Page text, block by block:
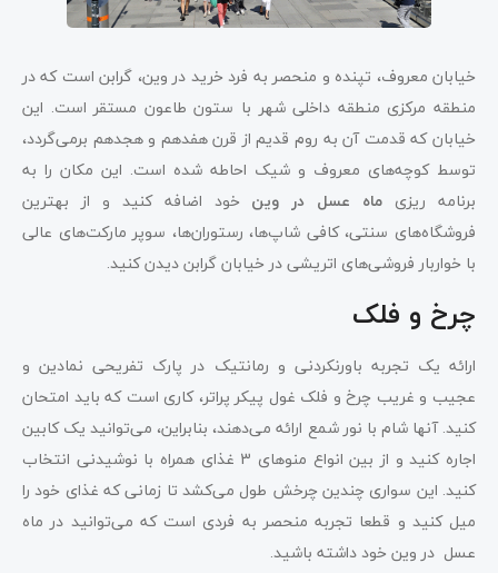
خیابان معروف، تپنده و منحصر به فرد خرید در وین، گرابن است که در
منطقه مرکزی منطقه داخلی شهر با ستون طاعون مستقر است. این
خیابان که قدمت آن به روم‌ قدیم از قرن هفدهم و هجدهم برمی‌گردد،
توسط کوچه‌های معروف و شیک احاطه شده است. این مکان را به
برنامه ریزی ماه عسل در وین خود اضافه کنید و از بهترین
فروشگاه‌های سنتی، کافی شاپ‌ها، رستوران‌ها، سوپر مارکت‌های عالی
با خواربار فروشی‌های اتریشی در خیابان گرابن دیدن کنید.
چرخ و فلک
ارائه یک تجربه باورنکردنی و رمانتیک در پارک تفریحی نمادین و
عجیب و غریب چرخ و فلک غول پیکر پراتر، کاری است که باید امتحان
کنید. آنها شام با نور شمع ارائه می‌دهند، بنابراین، می‌توانید یک کابین
اجاره کنید و از بین انواع منوهای 3 غذای همراه با نوشیدنی انتخاب
کنید. این سواری چندین چرخش طول می‌کشد تا زمانی که غذای خود را
میل کنید و قطعا تجربه منحصر به فردی است که می‌توانید در ماه
عسل در وین خود داشته باشید.